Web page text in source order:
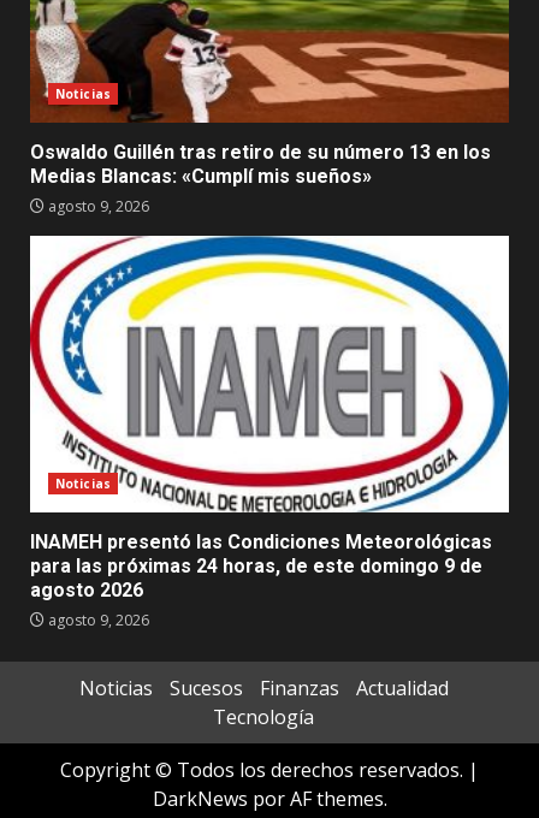
Noticias
Oswaldo Guillén tras retiro de su número 13 en los
Medias Blancas: «Cumplí mis sueños»
agosto 9, 2026
Noticias
INAMEH presentó las Condiciones Meteorológicas
para las próximas 24 horas, de este domingo 9 de
agosto 2026
agosto 9, 2026
Noticias Sucesos Finanzas
Actualidad
Tecnología
Copyright © Todos los derechos reservados. |
DarkNews por AF themes.